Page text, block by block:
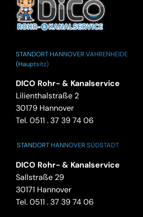
STANDORT HANNOVER VAHRENHEIDE
(Hauptsitz)
DICO Rohr- & Kanalservice
Lilienthalstraße 2
30179 Hannover
Tel.0511 . 37 39 74 06
STANDORT HANNOVER SÜDSTADT
DICO Rohr- & Kanalservice
Sallstraße 29
30171 Hannover
Tel.0511 . 37 39 74 06